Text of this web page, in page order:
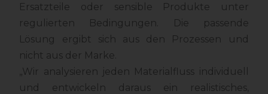
Ersatzteile oder sensible Produkte unter
regulierten Bedingungen. Die passende
Lösung ergibt sich aus den Prozessen und
nicht aus der Marke.
„Wir analysieren jeden Materialfluss individuell
und entwickeln daraus ein realistisches,